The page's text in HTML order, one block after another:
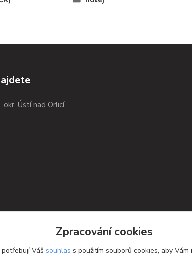
okr. Ústí nad Orlicí
Zpracování cookies
Váš souhlas s použitím souborů cookies, aby